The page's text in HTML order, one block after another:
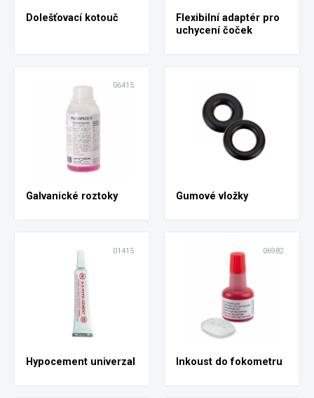
Dolešťovací kotouč
Flexibilní adaptér pro
uchycení čoček
06415
Galvanické roztoky Gumové vložky
01415
Hypocement univerzal
06982
Inkoust do fokometru